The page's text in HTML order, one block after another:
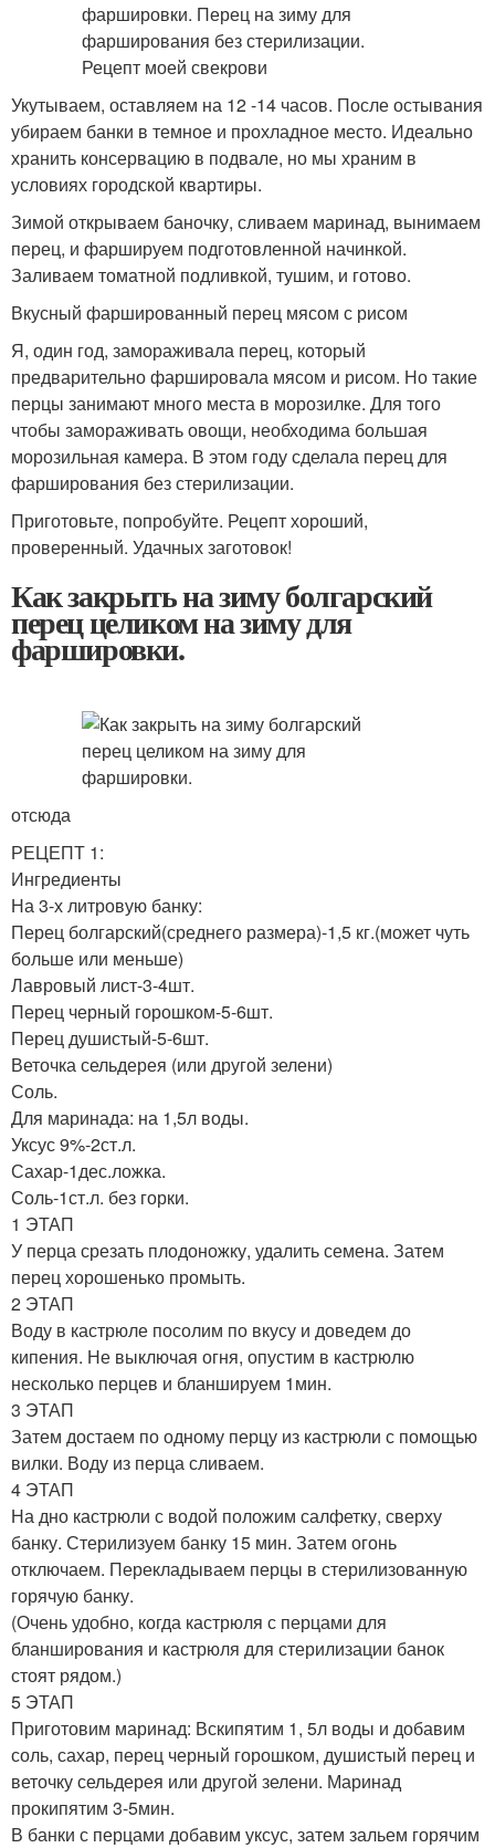
Укутываем, оставляем на 12 -14 часов. После остывания
убираем банки в темное и прохладное место. Идеально
хранить консервацию в подвале, но мы храним в
условиях городской квартиры.
Зимой открываем баночку, сливаем маринад, вынимаем
перец, и фаршируем подготовленной начинкой.
Заливаем томатной подливкой, тушим, и готово.
Вкусный фаршированный перец мясом с рисом
Я, один год, замораживала перец, который
предварительно фаршировала мясом и рисом. Но такие
перцы занимают много места в морозилке. Для того
чтобы замораживать овощи, необходима большая
морозильная камера. В этом году сделала перец для
фарширования без стерилизации.
Приготовьте, попробуйте. Рецепт хороший,
проверенный. Удачных заготовок!
Как закрыть на зиму болгарский
перец целиком на зиму для
фаршировки.
отсюда
РЕЦЕПТ 1:
Ингредиенты
На 3-х литровую банку:
Перец болгарский(среднего размера)-1,5 кг.(может чуть
больше или меньше)
Лавровый лист-3-4шт.
Перец черный горошком-5-6шт.
Перец душистый-5-6шт.
Веточка сельдерея (или другой зелени)
Соль.
Для маринада: на 1,5л воды.
Уксус 9%-2ст.л.
Сахар-1дес.ложка.
Соль-1ст.л. без горки.
1 ЭТАП
У перца срезать плодоножку, удалить семена. Затем
перец хорошенько промыть.
2 ЭТАП
Воду в кастрюле посолим по вкусу и доведем до
кипения. Не выключая огня, опустим в кастрюлю
несколько перцев и бланшируем 1мин.
3 ЭТАП
Затем достаем по одному перцу из кастрюли с помощью
вилки. Воду из перца сливаем.
4 ЭТАП
На дно кастрюли с водой положим салфетку, сверху
банку. Стерилизуем банку 15 мин. Затем огонь
отключаем. Перекладываем перцы в стерилизованную
горячую банку.
(Очень удобно, когда кастрюля с перцами для
бланширования и кастрюля для стерилизации банок
стоят рядом.)
5 ЭТАП
Приготовим маринад: Вскипятим 1, 5л воды и добавим
соль, сахар, перец черный горошком, душистый перец и
веточку сельдерея или другой зелени. Маринад
прокипятим 3-5мин.
В банки с перцами добавим уксус, затем зальем горячим